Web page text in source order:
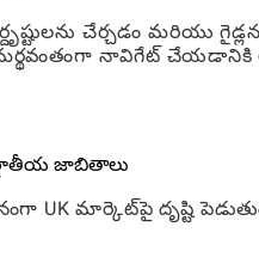
చేర్చడం మరియు
నావిగేట్ చేయడానికి
జాబితాలు
UK మార్కెట్‌పై దృష్టి